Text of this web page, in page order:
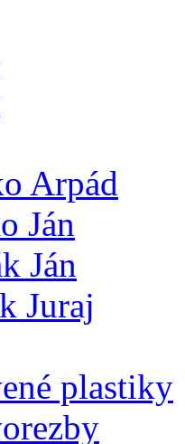
Arpád
Ján
Ján
Juraj
plastiky